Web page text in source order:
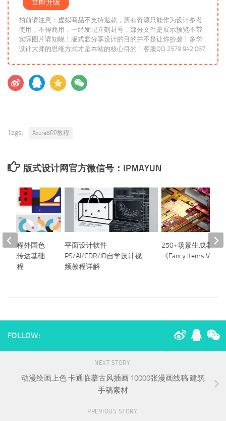
立即升级
拍前请注意：虚拟商品不支持退款，所有资源只能作为设计参考
使用，不得商用，一经发现立刻封号，部分文件是展示预览不带
实际图片请知晓！版式君分享设计的目的并不是让你抄袭！多学
设计大师的思维方式才是本站的核心目的！客服QQ:2579 942 067
Tags: Axure8RP教程
版式设计网官方微信号：IPMAYUN
平面设计软件
PS/AI/CDR/ID自学设计视
频教程详解
250+场景生成器素
《Fancy Items V3》
础教程外国色
视觉传达基础
频教程
FOLLOW:
NEXT STORY
动漫绘画上色 卡通临摹古风插画 10000张漫画线稿 建筑
手稿素材
PREVIOUS STORY